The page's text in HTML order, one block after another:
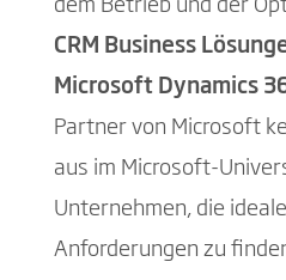
dem Betrieb und der
CRM Business
Microsoft Dynamics
Partner von Microsoft
aus im Microsoft-
Unternehmen, die
Anforderungen zu